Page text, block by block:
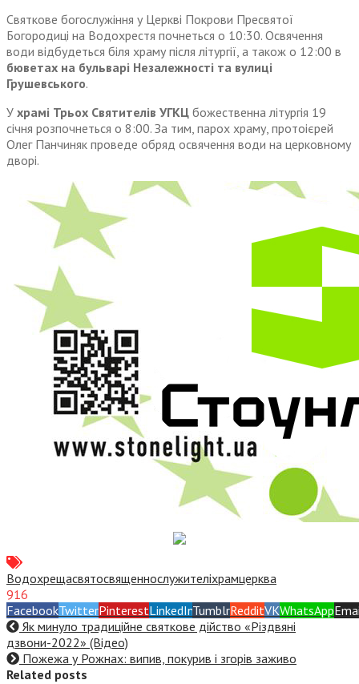
Святкове богослужіння у Церкві Покрови Пресвятої
Богородиці на Водохрестя почнеться о 10:30. Освячення
води відбудеться біля храму після літургії, а також о 12:00 в
бюветах на бульварі Незалежності та вулиці
Грушевського.
У храмі Трьох Святителів УГКЦ божественна літургія 19
січня розпочнеться о 8:00. За тим, парох храму, протоієрей
Олег Панчиняк проведе обряд освячення води на церковному
дворі.
Водохрещасвятосвященнослужителіхрамцерква
916
FacebookTwitterPinterestLinkedInTumblrRedditVKWhatsApp
Як минуло традиційне святкове дійство «Різдвяні
дзвони-2022» (Відео)
Пожежа у Рожнах: випив, покурив і згорів заживо
Related posts